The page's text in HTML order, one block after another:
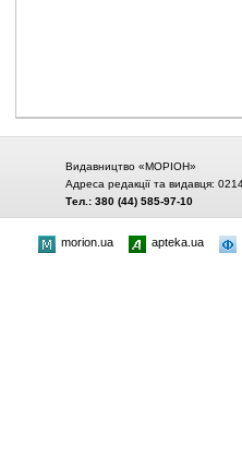
Видавництво «МОРІОН»
Адреса редакції та видавця:
Тел.: 380 (44) 585-97-10
morion.ua apteka.ua